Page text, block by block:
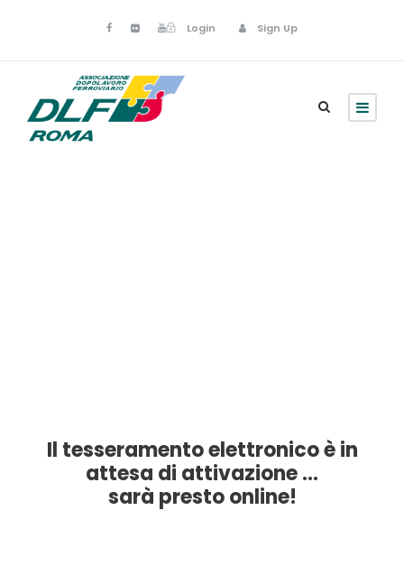
Login Sign Up
Il tesseramento elettronico è in
attesa di attivazione …
sarà presto online!